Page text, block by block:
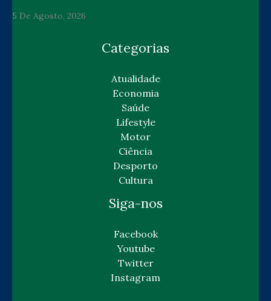
5 De Agosto, 2026
Categorias
Atualidade
Economia
Saúde
Lifestyle
Motor
Ciência
Desporto
Cultura
Siga-nos
Facebook
Youtube
Twitter
Instagram